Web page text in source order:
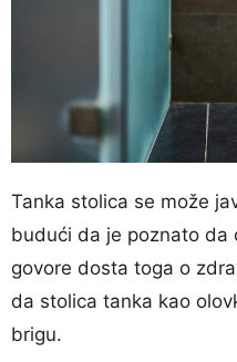
Tanka stolica se može
budući da je poznato da
govore dosta toga o
da stolica tanka kao
brigu.